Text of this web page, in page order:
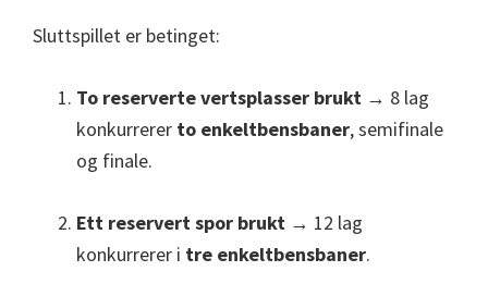
Sluttspillet er betinget:
To reserverte vertsplasser brukt → 8 lag
konkurrerer to enkeltbensbaner, semifinale
og finale.
Ett reservert spor brukt → 12 lag
konkurrerer i tre enkeltbensbaner.